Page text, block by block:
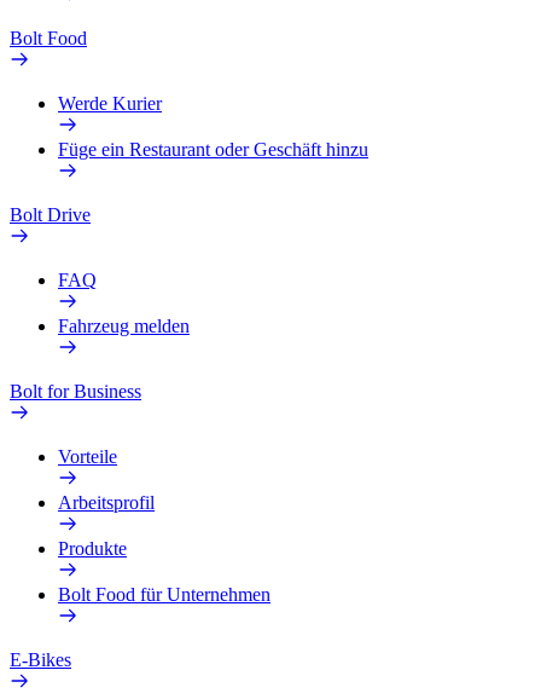
Bolt Food
Werde Kurier
Füge ein Restaurant oder Geschäft hinzu
Bolt Drive
FAQ
Fahrzeug melden
Bolt for Business
Vorteile
Arbeitsprofil
Produkte
Bolt Food für Unternehmen
E-Bikes